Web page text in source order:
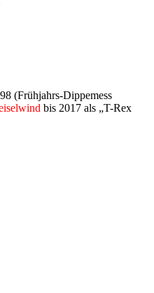
(Frühjahrs-Dippemess
bis 2017 als „T-Rex